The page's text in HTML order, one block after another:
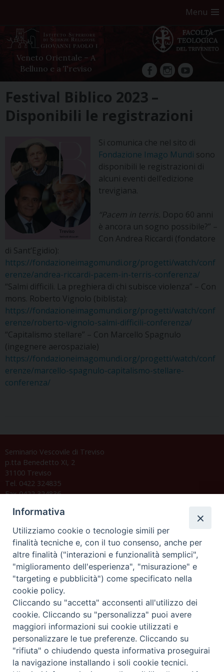
Menu
Veneto Orientale – A
Belluno e a Treviso
facebookInstagram
YouTube
content
Festival Biblico 2023 –
Disponibili le registrazioni
Si comunica che nel sito di
Fondazione Imago Mundi sono
disponibili le registrazioni di
alcuni eventi dell’edizione
trevigiana.
“Pacem in terris. Dopo 60 anni
è ancora un sogno possibile?” –
Con Andrea Riccardi (fondatore
di Sant’Egidio):
https://fondazioneimagomundi.org/progetti/watch/conf
erenze/andrea-riccardi-pacem-in-terris-conferenza/
“Salmi difficili. La preghiera di chi subisce violenza” – Con
mons. Roberto Vignolo (biblista):
https://fondazioneimagomundi.org/progetti/watch/conf
erenze/roberto-vignolo-salmi-difficili-conferenza/
“Capitalismo stellare” – Con Marcello Spagnulo
(ingegnere aerospaziale)
https://fondazioneimagomundi.org/progetti/watch/conf
erenze/marcello-spagnulo-capitalismo-stellare-
conferenza/
Seminario Vescovile di Treviso
p.tta Benedetto XI, 2
31100 Treviso
Tel. 0422 324835
Fax 0422 324836
C.F. 94004060268
Orario di segreteria
Lunedì 17.30-19.30
Martedì 17.30-19.30
Mercoledì 17.30-19.30
Giovedì 17.30-19.30
Venerdì chiuso
Sabato 9.30-11.30
Privacy e sicurezza
Informativa
Utilizziamo cookie o tecnologie simili per
finalità tecniche e, con il tuo consenso, anche per
altre finalità ("interazioni e funzionalità semplici",
"miglioramento dell'esperienza", "misurazione" e
"targeting e pubblicità") come specificato nella
cookie policy.
Cliccando su "accetta" acconsenti all'utilizzo dei
cookie. Cliccando su "personalizza" puoi avere
maggiori informazioni sui cookie utilizzati e
personalizzare le tue preferenze. Cliccando su
"rifiuta" o chiudendo questa informativa proseguirai
la navigazione installando i soli cookie tecnici.